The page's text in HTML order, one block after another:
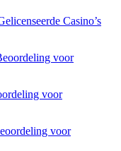
Casino’s
voor
voor
voor